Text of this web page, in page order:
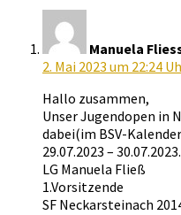
Manuela
2. Mai 2023 um 22:24
Hallo zusammen,
Unser Jugendopen in
dabei(im BSV-
29.07.2023 – 30.07.2023.
LG Manuela Fließ
1.Vorsitzende
SF Neckarsteinach